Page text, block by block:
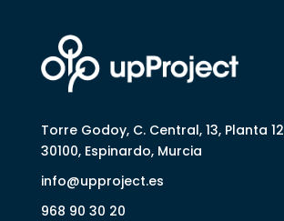
Torre Godoy, C. Central, 13, Planta 12
30100, Espinardo, Murcia
info@upproject.es
968 90 30 20